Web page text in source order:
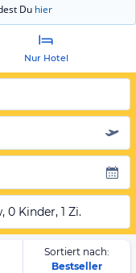
Du hier
Nur Hotel
0 Kinder, 1 Zi.
Sortiert nach:
Bestseller